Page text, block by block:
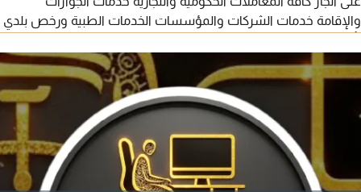
والإقامة خدمات الشركات والمؤسسات الخدمات الطبية ورخص بلدي